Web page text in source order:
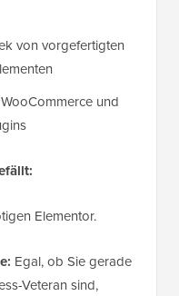
von vorgefertigten
und
Elementor.
Egal, ob Sie gerade
Veteran sind,